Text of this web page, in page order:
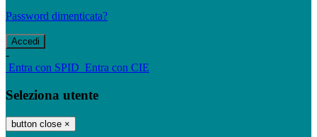
Password dimenticata?
-
Entra con SPID Entra con CIE
Seleziona utente
button close ×